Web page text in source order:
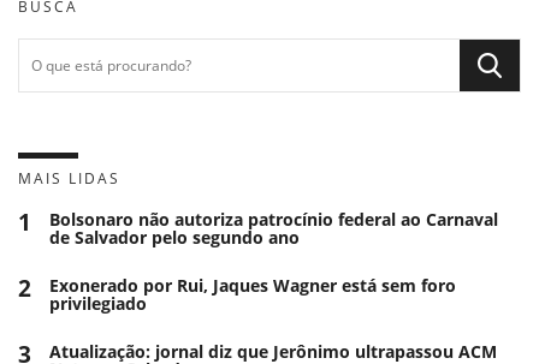
BUSCA
MAIS LIDAS
1 Bolsonaro não autoriza patrocínio federal ao Carnaval
de Salvador pelo segundo ano
2 Exonerado por Rui, Jaques Wagner está sem foro
privilegiado
3 Atualização: jornal diz que Jerônimo ultrapassou ACM